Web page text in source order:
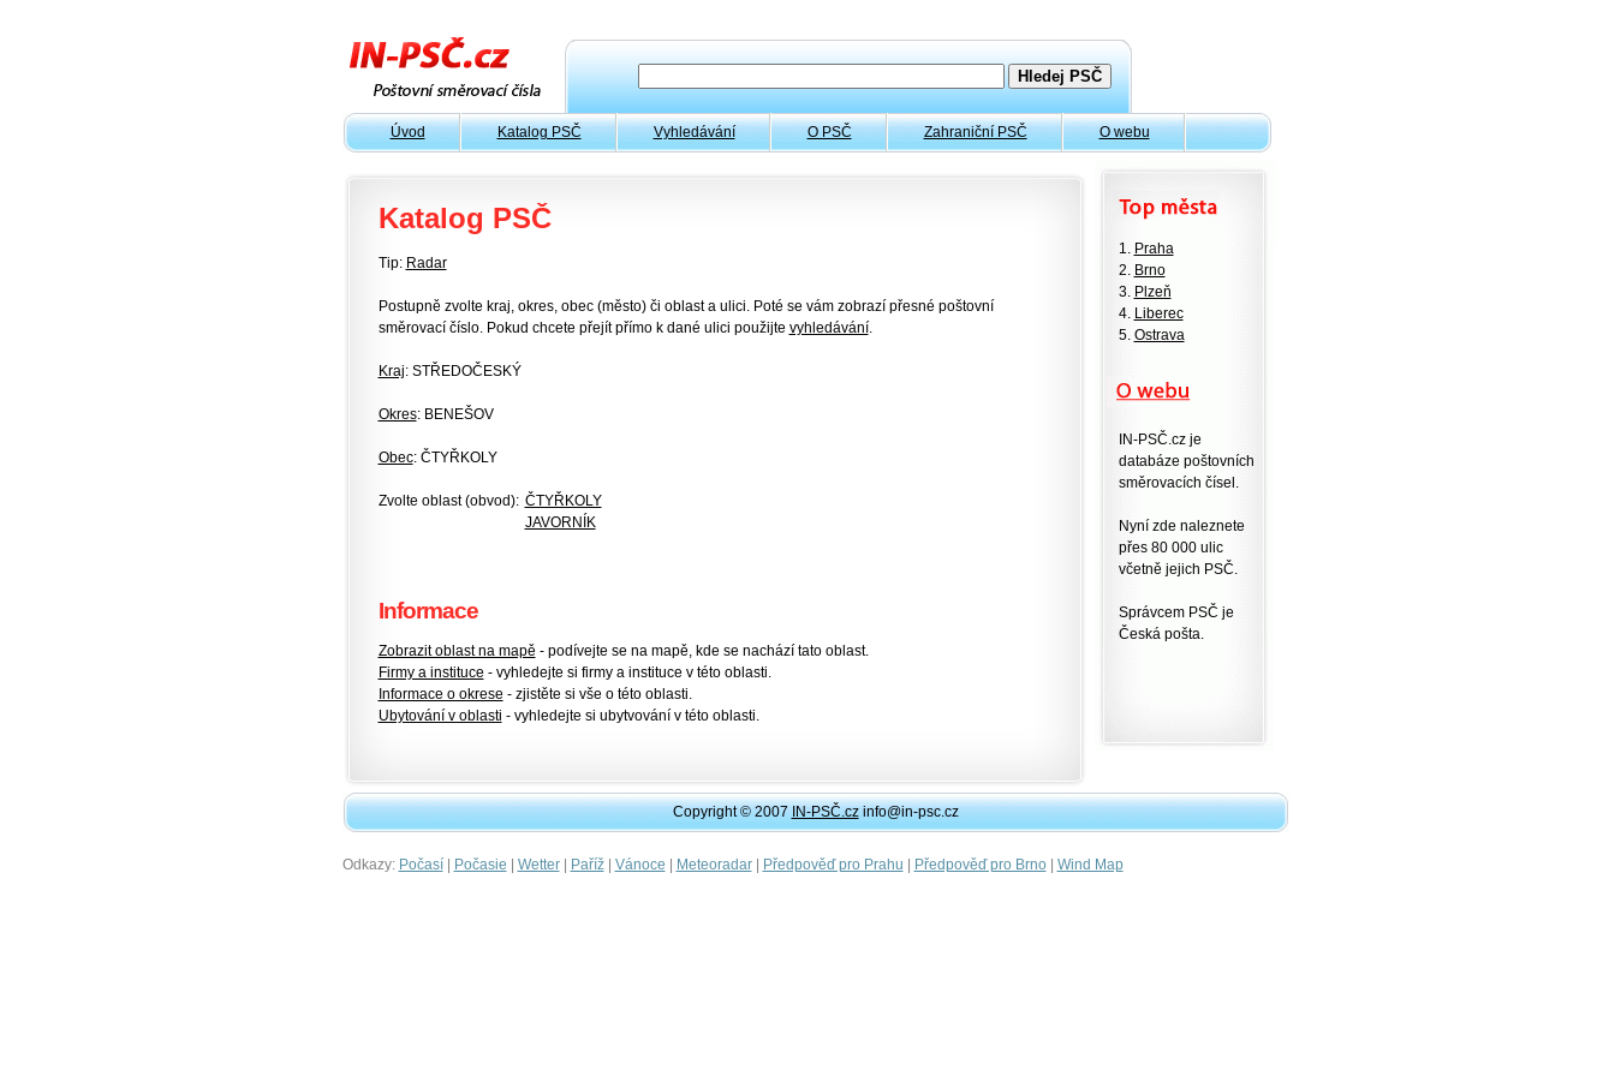
Úvod Katalog PSČ Vyhledávání O PSČ Zahraniční PSČ O webu
Katalog PSČ
Tip: Radar
Postupně zvolte kraj, okres, obec (město) či oblast a ulici. Poté se vám zobrazí přesné poštovní
směrovací číslo. Pokud chcete přejít přímo k dané ulici použijte vyhledávání.
Kraj: STŘEDOČESKÝ
Okres: BENEŠOV
Obec: ČTYŘKOLY
Zvolte oblast (obvod): ČTYŘKOLY
JAVORNÍK
Informace
Zobrazit oblast na mapě - podívejte se na mapě, kde se nachází tato oblast.
Firmy a instituce - vyhledejte si firmy a instituce v této oblasti.
Informace o okrese - zjistěte si vše o této oblasti.
Ubytování v oblasti - vyhledejte si ubytvování v této oblasti.
1. Praha
2. Brno
3. Plzeň
4. Liberec
5. Ostrava
IN-PSČ.cz je
databáze poštovních
směrovacích čísel.
Nyní zde naleznete
přes 80 000 ulic
včetně jejich PSČ.
Správcem PSČ je
Česká pošta.
Copyright © 2007IN-PSČ.czinfo@in-psc.cz
Odkazy: Počasí| Počasie | Wetter| Paříž| Vánoce | Meteoradar| Předpověď pro Prahu | Předpověď pro Brno| Wind Map